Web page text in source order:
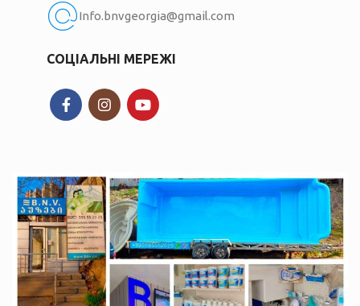
Info.bnvgeorgia@gmail.com
СОЦІАЛЬНІ МЕРЕЖІ